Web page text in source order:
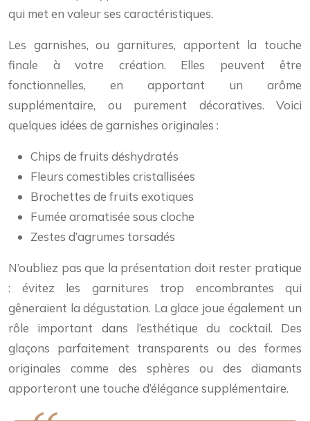
qui met en valeur ses caractéristiques.
Les garnishes, ou garnitures, apportent la touche
finale à votre création. Elles peuvent être
fonctionnelles, en apportant un arôme
supplémentaire, ou purement décoratives. Voici
quelques idées de garnishes originales :
Chips de fruits déshydratés
Fleurs comestibles cristallisées
Brochettes de fruits exotiques
Fumée aromatisée sous cloche
Zestes d’agrumes torsadés
N’oubliez pas que la présentation doit rester pratique
: évitez les garnitures trop encombrantes qui
gêneraient la dégustation. La glace joue également un
rôle important dans l’esthétique du cocktail. Des
glaçons parfaitement transparents ou des formes
originales comme des sphères ou des diamants
apporteront une touche d’élégance supplémentaire.